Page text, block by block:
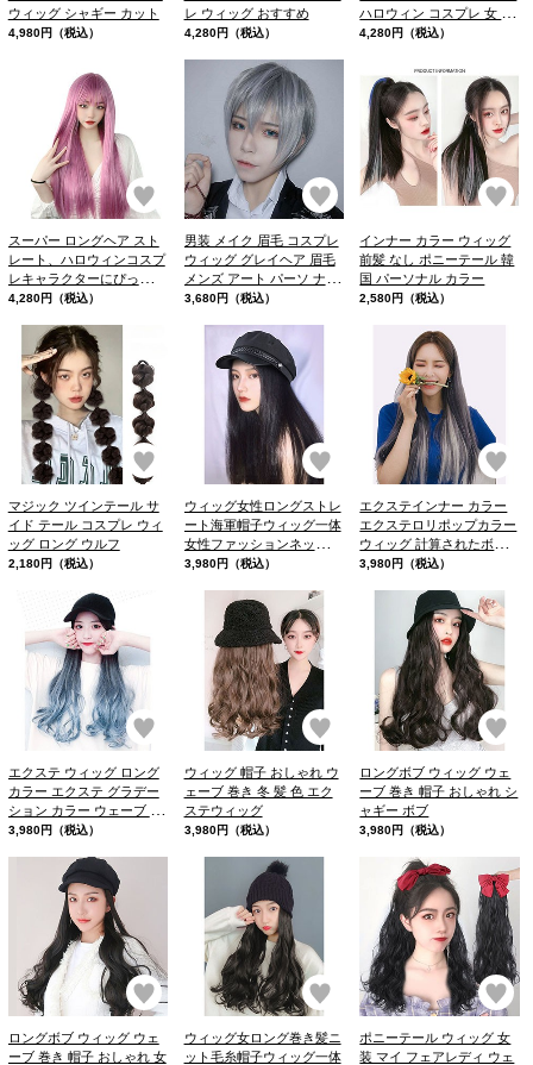
ウィッグ シャギー カット
4,980円（税込）
レ ウィッグ おすすめ
4,280円（税込）
ハロウィン コスプレ 女 か
わいい、女性らしい華やか
4,280円（税込）
お気に入り
スーパー ロングヘア スト
レート、ハロウィンコスプ
レキャラクターにぴったり
のウィッグ。
4,280円（税込）
お気に入り
男装 メイク 眉毛 コスプレ
ウィッグ グレイヘア 眉毛
メンズ アート パーソ ナル
カラー ウィッグ ハンサム
3,680円（税込）
お
インナー カラー ウィッグ
前髪 なし ポニーテール 韓
国 パーソナル カラー
2,580円（税込）
お気に入り
マジック ツインテール サ
イド テール コスプレ ウィ
ッグ ロング ウルフ
2,180円（税込）
お気に入り
ウィッグ女性ロングストレ
ート海軍帽子ウィッグ一体
女性ファッションネット赤
黒ロングストレート全頭セ
3,980円（税込）
エクステインナー カラー
エクステロリポップカラー
ウィッグ 計算されたボブ
スタイル
3,980円（税込）
お気に入り
エクステ ウィッグ ロング
カラー エクステ グラデー
ション カラー ウェーブ 巻
き帽子 おしゃれ
3,980円（税込）
お気に入り
ウィッグ 帽子 おしゃれ ウ
ェーブ 巻き 冬 髪 色 エク
ステウィッグ
3,980円（税込）
ロングボブ ウィッグ ウェ
ーブ 巻き 帽子 おしゃれ シ
ャギー ボブ
3,980円（税込）
お気に入り
ロングボブ ウィッグ ウェ
ーブ 巻き 帽子 おしゃれ 女
お気に入り
ウィッグ女ロング巻き髪ニ
ット毛糸帽子ウィッグ一体
お
ポニーテール ウィッグ 女
装 マイ フェアレディ ウェ